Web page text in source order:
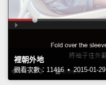
裡朝外地
觀看次數：11416 • 2015-01-29